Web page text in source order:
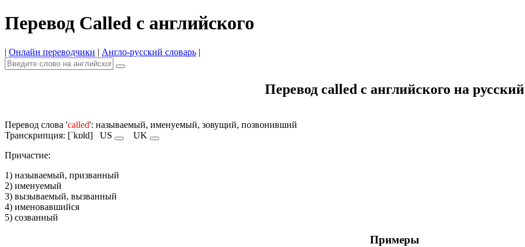
Перевод Called с английского
| Онлайн переводчики | Англо-русский словарь |
Перевод called с английского на русский
Перевод слова 'called': называемый, именуемый, зовущий, позвонивший
Транскрипция: [ˈkɒld] US
UK
Причастие:
1) называемый, призванный
2) именуемый
3) вызываемый, вызванный
4) именовавшийся
5) созванный
Примеры